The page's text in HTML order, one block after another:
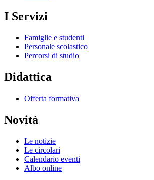
I Servizi
Famiglie e studenti
Personale scolastico
Percorsi di studio
Didattica
Offerta formativa
Novità
Le notizie
Le circolari
Calendario eventi
Albo online